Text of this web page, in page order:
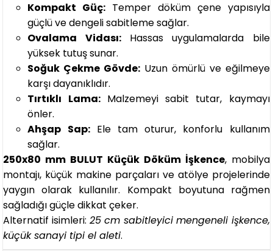
Kompakt Güç: Temper döküm çene yapısıyla
güçlü ve dengeli sabitleme sağlar.
Ovalama Vidası:Hassas uygulamalarda bile
yüksek tutuş sunar.
Soğuk Çekme Gövde: Uzun ömürlü ve eğilmeye
karşı dayanıklıdır.
Tırtıklı Lama:Malzemeyi sabit tutar, kaymayı
önler.
Ahşap Sap:Ele tam oturur, konforlu kullanım
sağlar.
250x80 mm BULUT Küçük Döküm İşkence, mobilya
montajı, küçük makine parçaları ve atölye projelerinde
yaygın olarak kullanılır. Kompakt boyutuna rağmen
sağladığı güçle dikkat çeker.
Alternatif isimleri: 25 cm sabitleyici mengeneli işkence,
küçük sanayi tipi el aleti.